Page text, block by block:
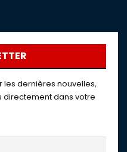
dernières nouvelles,
directement dans votre